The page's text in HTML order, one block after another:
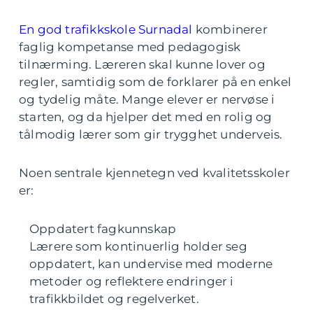
En god trafikkskole Surnadal kombinerer
faglig kompetanse med pedagogisk
tilnærming. Læreren skal kunne lover og
regler, samtidig som de forklarer på en enkel
og tydelig måte. Mange elever er nervøse i
starten, og da hjelper det med en rolig og
tålmodig lærer som gir trygghet underveis.
Noen sentrale kjennetegn ved kvalitetsskoler
er:
Oppdatert fagkunnskap
Lærere som kontinuerlig holder seg
oppdatert, kan undervise med moderne
metoder og reflektere endringer i
trafikkbildet og regelverket.